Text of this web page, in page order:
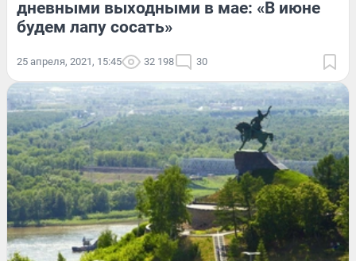
дневными выходными в мае: «В июне
будем лапу сосать»
25 апреля, 2021, 15:45 32 198 30